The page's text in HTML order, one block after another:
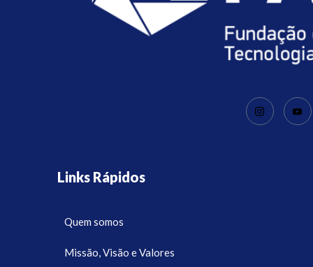
Links Rápidos
Quem somos
Missão, Visão e Valores